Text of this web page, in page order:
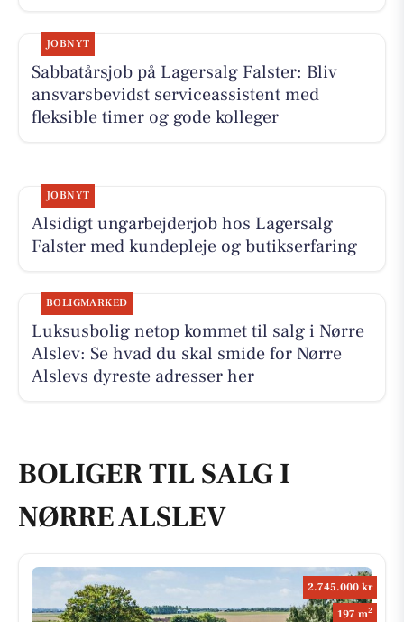
JOBNYT
Sabbatårsjob på Lagersalg Falster: Bliv
ansvarsbevidst serviceassistent med
fleksible timer og gode kolleger
JOBNYT
Alsidigt ungarbejderjob hos Lagersalg
Falster med kundepleje og butikserfaring
BOLIGMARKED
Luksusbolig netop kommet til salg i Nørre
Alslev: Se hvad du skal smide for Nørre
Alslevs dyreste adresser her
BOLIGER TIL SALG I
NØRRE ALSLEV
2.745.000 kr
197 m2